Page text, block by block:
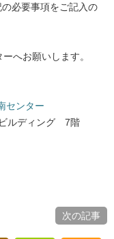
事項をご記入の
へお願いします。
センター
ルディング 7階
次の記事